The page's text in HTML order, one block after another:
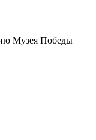
Музея Победы